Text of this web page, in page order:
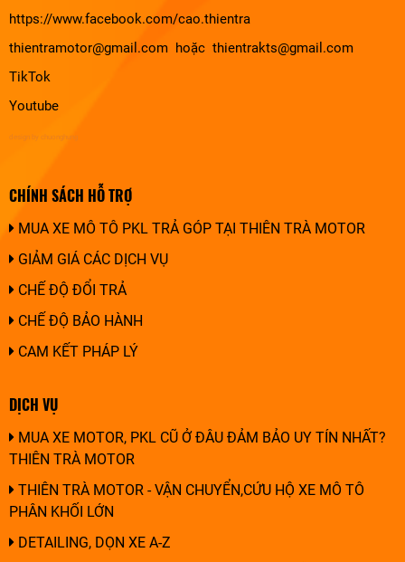
https://www.facebook.com/cao.thientra
thientramotor@gmail.com hoặc thientrakts@gmail.com
TikTok
Youtube
design by chuonghung
CHÍNH SÁCH HỖ TRỢ
MUA XE MÔ TÔ PKL TRẢ GÓP TẠI THIÊN TRÀ MOTOR
GIẢM GIÁ CÁC DỊCH VỤ
CHẾ ĐỘ ĐỔI TRẢ
CHẾ ĐỘ BẢO HÀNH
CAM KẾT PHÁP LÝ
DỊCH VỤ
MUA XE MOTOR, PKL CŨ Ở ĐÂU ĐẢM BẢO UY TÍN NHẤT?
THIÊN TRÀ MOTOR
THIÊN TRÀ MOTOR - VẬN CHUYỂN,CỨU HỘ XE MÔ TÔ
PHÂN KHỐI LỚN
DETAILING, DỌN XE A-Z